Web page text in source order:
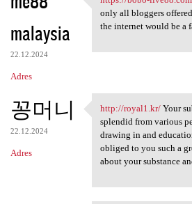
malaysia
22.12.2024
Adres
https://bobo-
only all bloggers
the internet would be a
꽁머니
22.12.2024
Adres
http://royal1.kr/
http://royal1.kr/Your
splendid from various
drawing in and
obliged to you such a
about your substance